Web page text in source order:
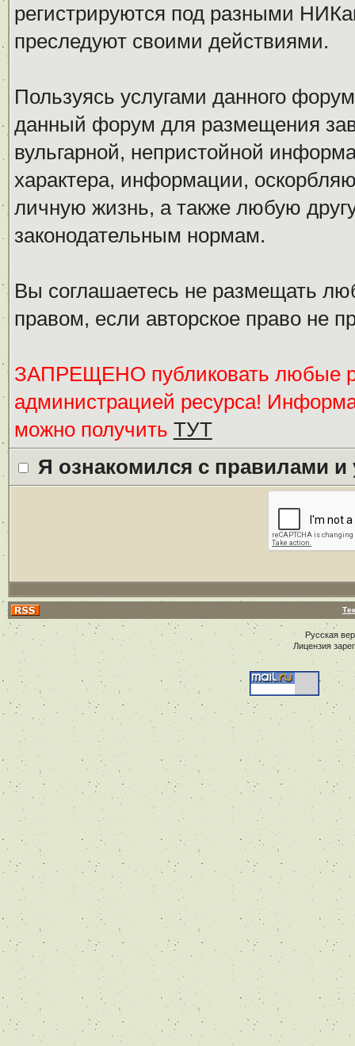
регистрируются под разными
преследуют своими действиями.
Пользуясь услугами данного
данный форум для размещения
вульгарной, непристойной
характера, информации,
личную жизнь, а также любую
законодательным нормам.
Вы соглашаетесь не размещать
правом, если авторское право не
ЗАПРЕЩЕНО публиковать любые
администрацией ресурса!
можно получить ТУТ
Я ознакомился с правилами
Русская
Лицензия